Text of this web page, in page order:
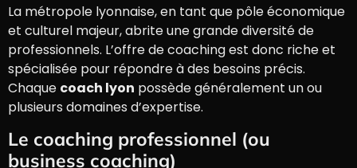
La métropole lyonnaise, en tant que pôle économique
et culturel majeur, abrite une grande diversité de
professionnels. L’offre de coaching est donc riche et
spécialisée pour répondre à des besoins précis.
Chaque coach lyon possède généralement un ou
plusieurs domaines d’expertise.
Le coaching professionnel (ou
business coaching)